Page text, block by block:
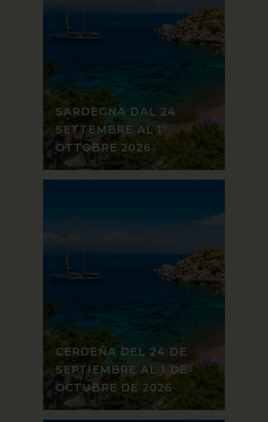
SARDEGNA DAL 24
SETTEMBRE AL 1°
OTTOBRE 2026
CERDEÑA DEL 24 DE
SEPTIEMBRE AL 1 DE
OCTUBRE DE 2026